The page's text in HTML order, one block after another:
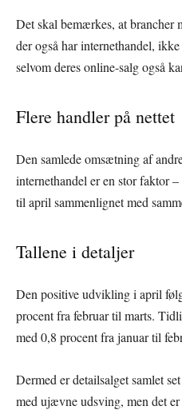
Det skal bemærkes, at
der også har internethandel,
selvom deres online-salg også
Flere handler på nettet
Den samlede omsætning af
internethandel er en stor faktor
til april sammenlignet med
Tallene i detaljer
Den positive udvikling i april
procent fra februar til marts.
med 0,8 procent fra januar til
Dermed er detailsalget samlet
med ujævne udsving, men det